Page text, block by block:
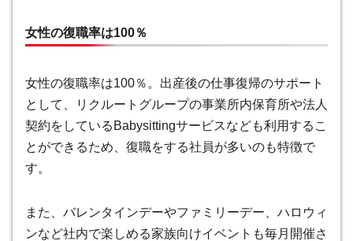
女性の復職率は100％
女性の復職率は100％。出産後の仕事復帰のサポート
として、リクルートグループの事業所内保育所や法人
契約をしているBabysittingサービスなども利用するこ
とができるため、復職をする社員が多いのも特徴で
す。
また、バレンタインデーやファミリーデー、ハロウィ
ンなど社内で楽しめる家族向けイベントも毎月開催さ